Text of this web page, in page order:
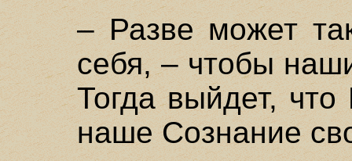
– Разве может
себя, – чтобы
Тогда выйдет,
наше Сознание